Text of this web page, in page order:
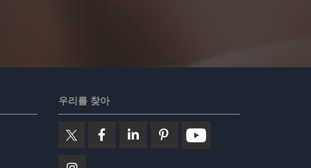
우리를 찾아